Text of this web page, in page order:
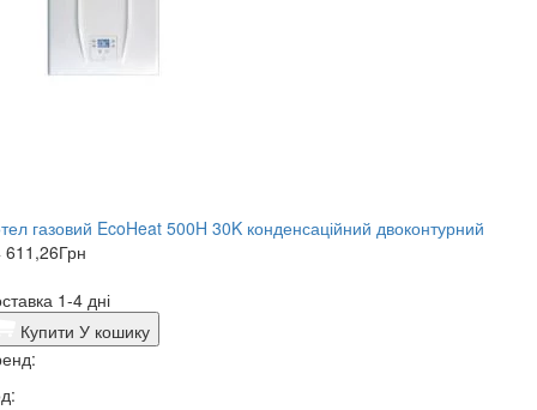
газовий EcoHeat 500H 30K конденсаційний двоконтурний
611,26Грн
1-4 дні
Купити У кошику